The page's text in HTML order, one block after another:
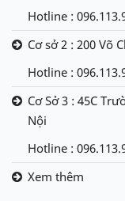
Hotline :
Cơ sở 2 : 200 Võ
Hotline :
Cơ Sở 3 : 45C
Nội
Hotline :
Xem thêm